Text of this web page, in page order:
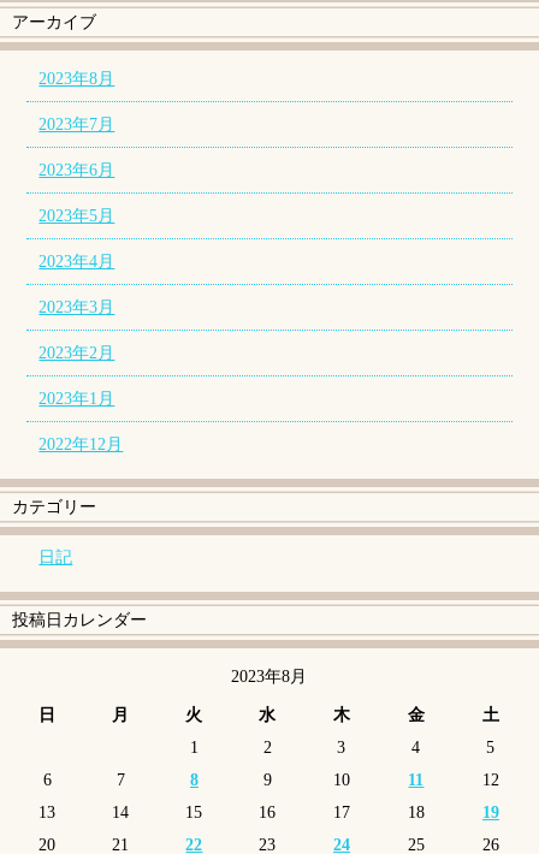
アーカイブ
2023年8月
2023年7月
2023年6月
2023年5月
2023年4月
2023年3月
2023年2月
2023年1月
2022年12月
カテゴリー
日記
投稿日カレンダー
2023年8月
日 月 火 水 木 金
土
1
2 3 4
5
6
7 8 9 10 11
12
13
14 15 16 17 18
19
20
21 22 23 24 25 26